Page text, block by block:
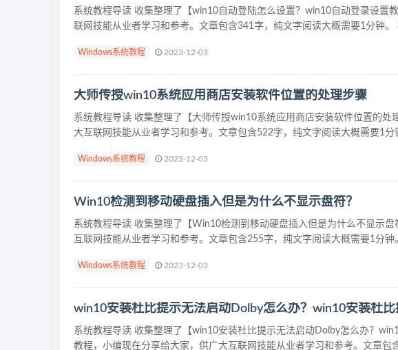
系统教程导读 收集整理了【win10自动登陆怎么设置？win10自动登录设置
联网技能从业者学习和参考。文章包含341字，纯文字阅读大概需要1分
Windows系统教程 2023-12-03
大师传授win10系统应用商店安装软件位置的处理步骤
系统教程导读 收集整理了【大师传授win10系统应用商店安装软件位置的处
大互联网技能从业者学习和参考。文章包含522字，纯文字阅读大概需要1
Windows系统教程 2023-12-03
Win10检测到移动硬盘插入但是为什么不显示盘符？
系统教程导读 收集整理了【Win10检测到移动硬盘插入但是为什么不显示
互联网技能从业者学习和参考。文章包含255字，纯文字阅读大概需要1
Windows系统教程 2023-12-03
win10安装杜比提示无法启动Dolby怎么办？win10安装杜
系统教程导读 收集整理了【win10安装杜比提示无法启动Dolby怎么办？
教程，小编现在分享给大家，供广大互联网技能从业者学习和参考。文章包